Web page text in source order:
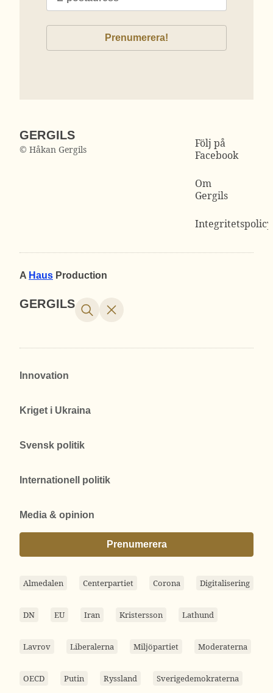
GERGILS
© Håkan Gergils
Följ på
Facebook
Om
Gergils
Integritetspolicy
A Haus Production
GERGILS
Innovation
Kriget i Ukraina
Svensk politik
Internationell politik
Media & opinion
Prenumerera
Almedalen Centerpartiet Corona Digitalisering
DN EU Iran Kristersson Lathund
Lavrov Liberalerna Miljöpartiet Moderaterna
OECD Putin Ryssland Sverigedemokraterna